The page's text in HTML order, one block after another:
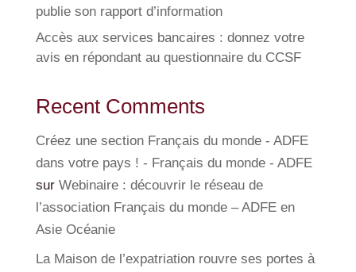
publie son rapport d’information
Accès aux services bancaires : donnez votre
avis en répondant au questionnaire du CCSF
Recent Comments
Créez une section Français du monde - ADFE
dans votre pays ! - Français du monde - ADFE
sur Webinaire : découvrir le réseau de
l’association Français du monde – ADFE en
Asie Océanie
La Maison de l’expatriation rouvre ses portes à